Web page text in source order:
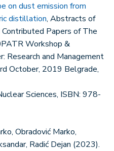
on dust emission from
distillation, Abstracts of
Papers of The
Workshop &
Research and Management
October, 2019 Belgrade,
Sciences, ISBN: 978-
Obradović Marko,
Radić Dejan (2023).